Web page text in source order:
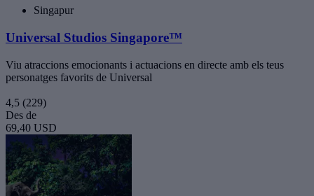
Singapur
Universal Studios Singapore™
Viu atraccions emocionants i actuacions en directe amb els teus
personatges favorits de Universal
4,5 (229)
Des de
69,40 USD